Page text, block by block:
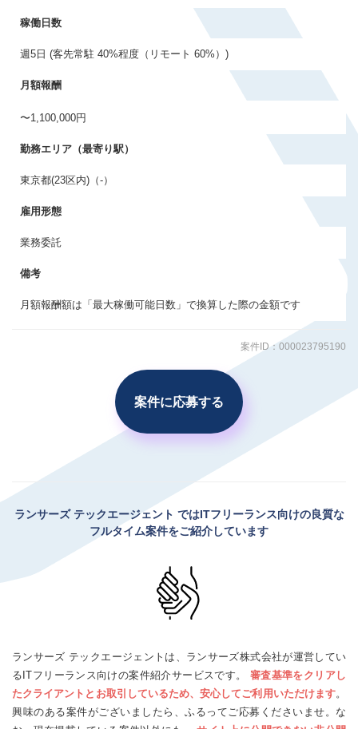
稼働日数
週5日 (客先常駐 40%程度（リモート 60%）)
月額報酬
〜1,100,000円
勤務エリア（最寄り駅）
東京都(23区内)（‐）
雇用形態
業務委託
備考
月額報酬額は「最大稼働可能日数」で換算した際の金額です
案件ID：000023795190
案件に応募する
ランサーズ テックエージェント ではITフリーランス向けの良質な
フルタイム案件をご紹介しています
ランサーズ テックエージェントは、ランサーズ株式会社が運営してい
るITフリーランス向けの案件紹介サービスです。 審査基準をクリアし
たクライアントとお取引しているため、安心してご利用いただけます。
興味のある案件がございましたら、ふるってご応募くださいませ。な